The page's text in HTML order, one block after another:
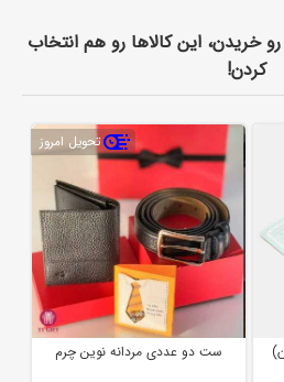
خریدن، این کالاها رو هم انتخاب
کردن!
تحویل امروز
ست دو عددی مردانه نوین چرم